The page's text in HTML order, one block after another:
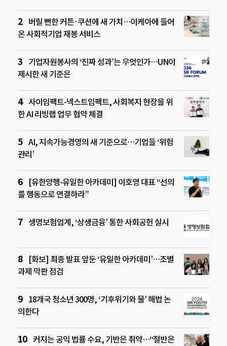
버릴 뻔한 커튼·쿠션에 새 가치…이케아에 들어
온 사회적기업 재봉 서비스
기업자원봉사의 ‘진짜 성과’는 무엇인가…UN이
제시한 새 기준은
사이임팩트-넥스트임팩트, 사회복지 현장을 위
한 AI 리빙랩 업무 협약 체결
AI, 지속가능경영의 새 기준으로…기업들 ‘위험
관리’
[유한양행-유일한 아카데미] 이호영 대표 “선의
를 행동으로 연결하라”
생명보험업계, ‘상생금융’ 통한 사회공헌 실시
[화보] 최종 발표 앞둔 ‘유일한 아카데미’…조별
과제 막판 점검
18개국 청소년 300명, ‘기후위기와 물’ 해법 논
의한다
커지는 공익 법률 수요, 기반은 취약…“절반은